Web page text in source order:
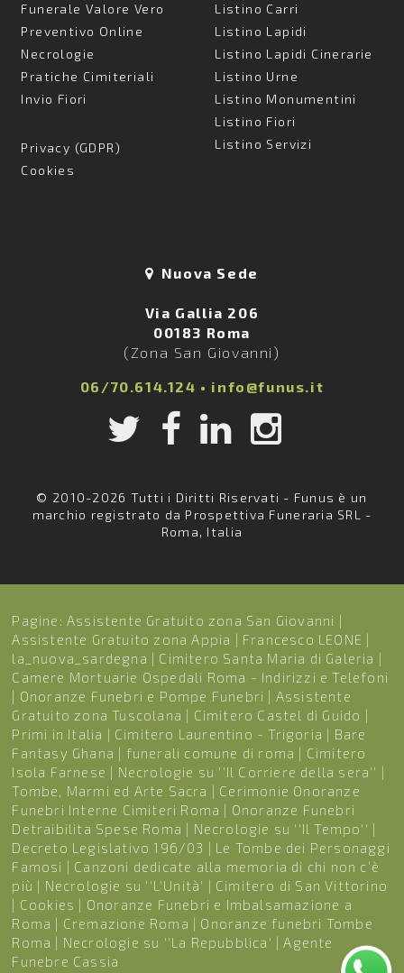
Funerale Valore Vero
Preventivo Online
Necrologie
Pratiche Cimiteriali
Invio Fiori
Privacy (GDPR)
Cookies
Listino Carri
Listino Lapidi
Listino Lapidi Cinerarie
Listino Urne
Listino Monumentini
Listino Fiori
Listino Servizi
Nuova Sede
Via Gallia 206
00183 Roma
(Zona San Giovanni)
06/70.614.124 • info@funus.it
© 2010-2026 Tutti i Diritti Riservati - Funus è un
marchio registrato da Prospettiva Funeraria SRL -
Roma, Italia
Pagine:Assistente Gratuito zona San Giovanni |
Assistente Gratuito zona Appia | Francesco LEONE |
la_nuova_sardegna | Cimitero Santa Maria di Galeria |
Camere Mortuarie Ospedali Roma - Indirizzi e Telefoni
| Onoranze Funebri e Pompe Funebri | Assistente
Gratuito zona Tuscolana | Cimitero Castel di Guido |
Primi in Italia | Cimitero Laurentino - Trigoria | Bare
Fantasy Ghana | funerali comune di roma | Cimitero
Isola Farnese | Necrologie su ''Il Corriere della sera'' |
Tombe, Marmi ed Arte Sacra | Cerimonie Onoranze
Funebri Interne Cimiteri Roma | Onoranze Funebri
Detraibilita Spese Roma | Necrologie su ''Il Tempo'' |
Decreto Legislativo 196/03 | Le Tombe dei Personaggi
Famosi | Canzoni dedicate alla memoria di chi non c’è
più | Necrologie su ''L'Unità' | Cimitero di San Vittorino
| Cookies | Onoranze Funebri e Imbalsamazione a
Roma | Cremazione Roma | Onoranze funebri Tombe
Roma | Necrologie su ''La Repubblica' |Agente
Funebre Cassia